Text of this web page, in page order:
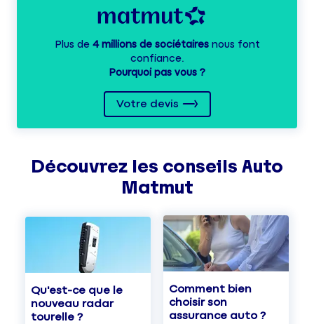
Plus de 4 millions de sociétairesnous font
confiance.
Pourquoi pas vous ?
Votre devis
Découvrez les conseils Auto
Matmut
Qu'est-ce que le
nouveau radar
tourelle ?
Comment bien
choisir son
assurance auto ?